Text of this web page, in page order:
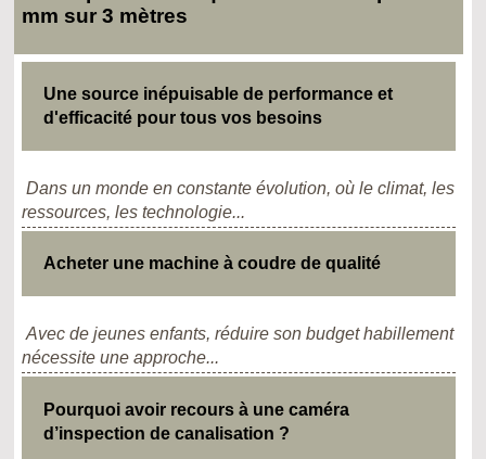
mm sur 3 mètres
Une source inépuisable de performance et
d'efficacité pour tous vos besoins
Dans un monde en constante évolution, où le climat, les
ressources, les technologie...
Acheter une machine à coudre de qualité
Avec de jeunes enfants, réduire son budget habillement
nécessite une approche...
Pourquoi avoir recours à une caméra
d’inspection de canalisation ?